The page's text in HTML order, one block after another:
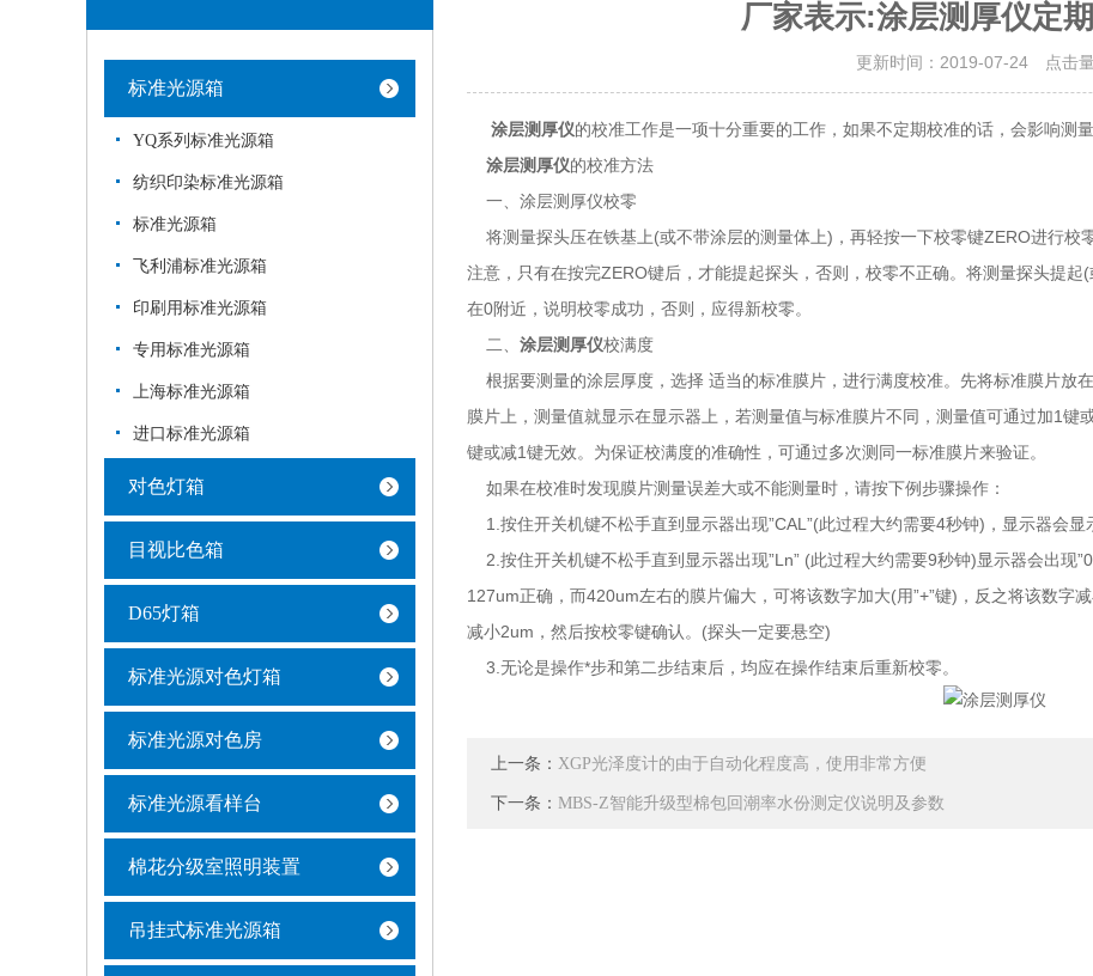
标准光源箱
YQ系列标准光源箱
纺织印染标准光源箱
标准光源箱
飞利浦标准光源箱
印刷用标准光源箱
专用标准光源箱
上海标准光源箱
进口标准光源箱
对色灯箱
目视比色箱
D65灯箱
标准光源对色灯箱
标准光源对色房
标准光源看样台
棉花分级室照明装置
吊挂式标准光源箱
厂家表示:涂层测厚仪定
更新时间：2019-07-24 点击量
涂层测厚仪的校准工作是一项十分重要的工作，如果不定期校准的话，会影响测
涂层测厚仪的校准方法
一、涂层测厚仪校零
将测量探头压在铁基上(或不带涂层的测量体上)，再轻按一下校零键ZERO进行校
注意，只有在按完ZERO键后，才能提起探头，否则，校零不正确。将测量探头提
在0附近，说明校零成功，否则，应得新校零。
二、 涂层测厚仪校满度
根据要测量的涂层厚度，选择 适当的标准膜片，进行满度校准。先将标准膜片放
膜片上，测量值就显示在显示器上，若测量值与标准膜片不同，测量值可通过加1键
键或减1键无效。为保证校满度的准确性，可通过多次测同一标准膜片来验证。
如果在校准时发现膜片测量误差大或不能测量时，请按下例步骤操作：
1.按住开关机键不松手直到显示器出现”CAL”(此过程大约需要4秒钟)，显示器会显
2.按住开关机键不松手直到显示器出现”Ln” (此过程大约需要9秒钟)显示器会出现
127um正确，而420um左右的膜片偏大，可将该数字加大(用”+”键)，反之将该数字
减小2um，然后按校零键确认。(探头一定要悬空)
3.无论是操作*步和第二步结束后，均应在操作结束后重新校零。
上一条： XGP光泽度计的由于自动化程度高，使用非常方便
下一条： MBS-Z智能升级型棉包回潮率水份测定仪说明及参数